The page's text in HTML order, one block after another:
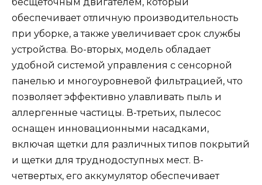
обеспечивает отличную производительность
при уборке, а также увеличивает срок службы
устройства. Во-вторых, модель обладает
удобной системой управления с сенсорной
панелью и многоуровневой фильтрацией, что
позволяет эффективно улавливать пыль и
аллергенные частицы. В-третьих, пылесос
оснащен инновационными насадками,
включая щетки для различных типов покрытий
и щетки для труднодоступных мест. В-
четвертых, его аккумулятор обеспечивает